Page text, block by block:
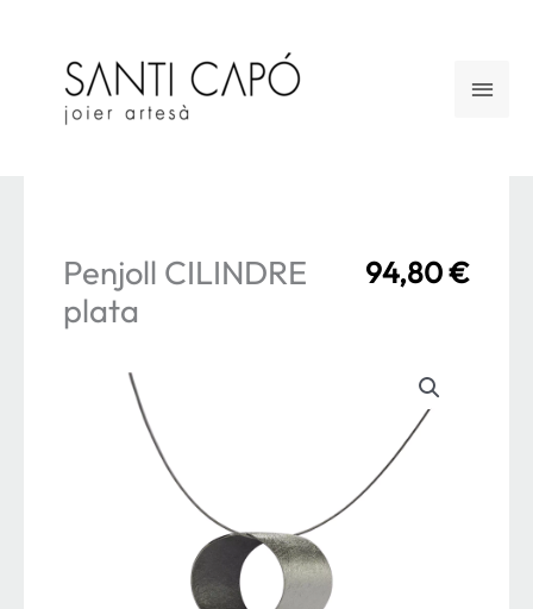
contingut
Menú
94,80€
Penjoll CILINDRE
plata